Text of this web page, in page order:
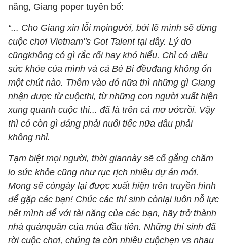
năng, Giang poper tuyên bố:
“... Cho Giang xin lỗi mọingười, bởi lẽ mình sẽ dừng
cuộc chơi Vietnam"s Got Talent tại đây. Lý do
cũngkhông có gì rắc rối hay khó hiểu. Chỉ có điều
sức khỏe của mình và cả Bé Bi đềuđang không ổn
một chút nào. Thêm vào đó nữa thì những gì Giang
nhận được từ cuộcthi, từ những con người xuất hiện
xung quanh cuộc thi... đã là trên cả mơ ướcrồi. Vậy
thì có còn gì đáng phải nuối tiếc nữa đâu phải
không nhỉ.
Tạm biệt mọi người, thời giannày sẽ cố gắng chăm
lo sức khỏe cũng như rục rịch nhiều dự án mới.
Mong sẽ cóngày lại được xuất hiện trên truyền hình
để gặp các bạn! Chúc các thí sinh cònlại luôn nỗ lực
hết mình để với tài năng của các bạn, hãy trở thành
nhà quánquân của mùa đầu tiên. Những thí sinh đã
rời cuộc chơi, chúng ta còn nhiều cuộchẹn vs nhau